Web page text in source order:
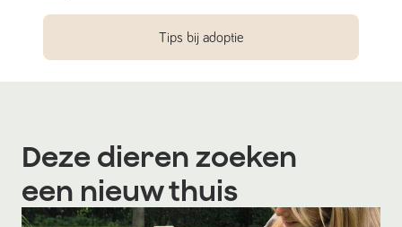
Tips bij adoptie
Deze dieren zoeken
een nieuw thuis